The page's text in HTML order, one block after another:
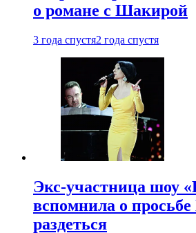
о романе с Шакирой
3 года спустя2 года спустя
Экс-участница шоу
вспомнила о просьбе
раздеться